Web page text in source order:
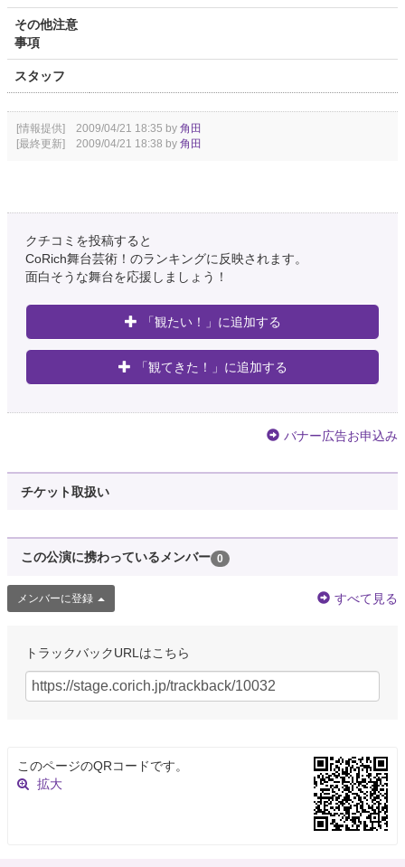
その他注意
事項
スタッフ
[情報提供] 2009/04/21 18:35 by 角田
[最終更新] 2009/04/21 18:38 by 角田
クチコミを投稿すると
CoRich舞台芸術！のランキングに反映されます。
面白そうな舞台を応援しましょう！
「観たい！」に追加する
「観てきた！」に追加する
バナー広告お申込み
チケット取扱い
この公演に携わっているメンバー 0
メンバーに登録 すべて見る
トラックバックURLはこちら
このページのQRコードです。
拡大